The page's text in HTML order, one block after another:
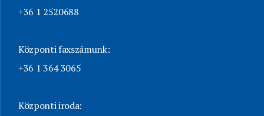
+36 1 2520688
Központi faxszámunk:
+36 1 364 3065
Központi iroda: